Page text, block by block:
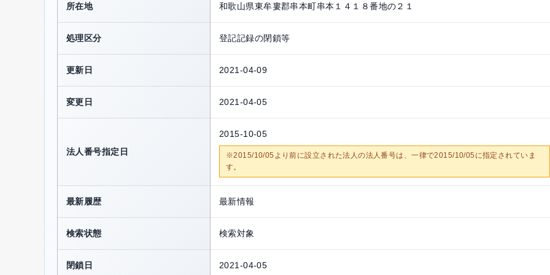
所在地 和歌山県東牟婁郡串本町串本１４１８番地の２１
処理区分 登記記録の閉鎖等
更新日 2021-04-09
変更日 2021-04-05
法人番号指定日
2015-10-05
※2015/10/05より前に設立された法人の法人番号は、一律で2015/10/05に指定されていま
す。
最新履歴 最新情報
検索状態 検索対象
閉鎖日 2021-04-05